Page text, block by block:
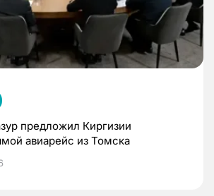
предложил Киргизии
авиарейс из Томска